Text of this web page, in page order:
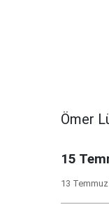
Ömer
15
13